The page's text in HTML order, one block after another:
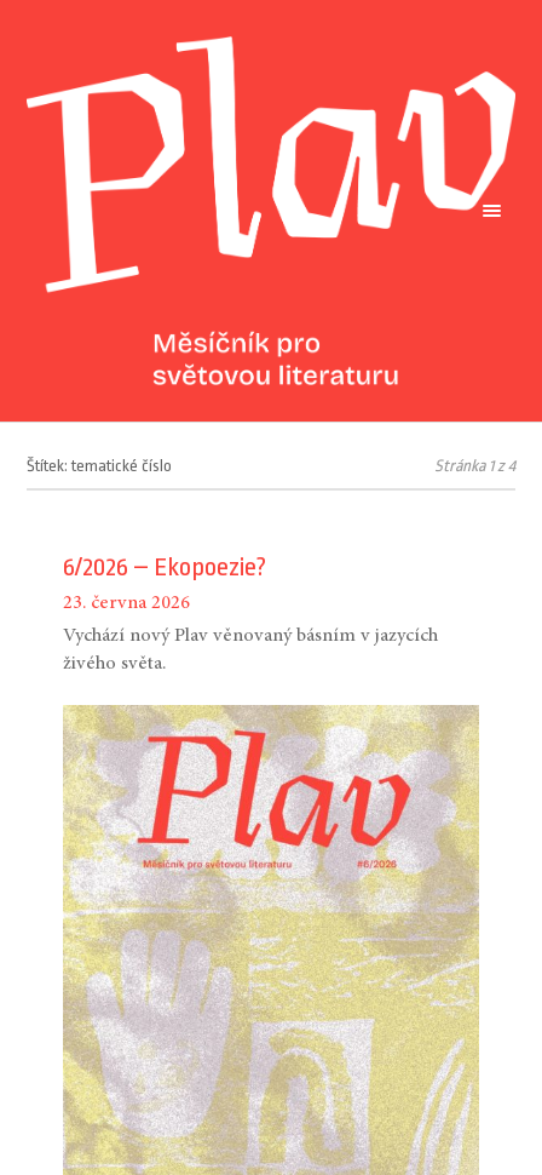
Štítek: tematické číslo Stránka 1 z 4
6/2026 – Ekopoezie?
23. června 2026
Vychází nový Plav věnovaný básním v jazycích
živého světa.